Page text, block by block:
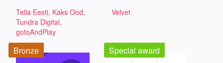
Telia Eesti, Kaks Ood,
Tundra Digital,
gotoAndPlay
Velvet
Bronze Special award